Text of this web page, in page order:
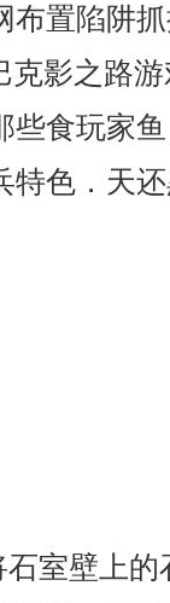
布置陷阱
克影之路
食玩家
特色．天
室壁上